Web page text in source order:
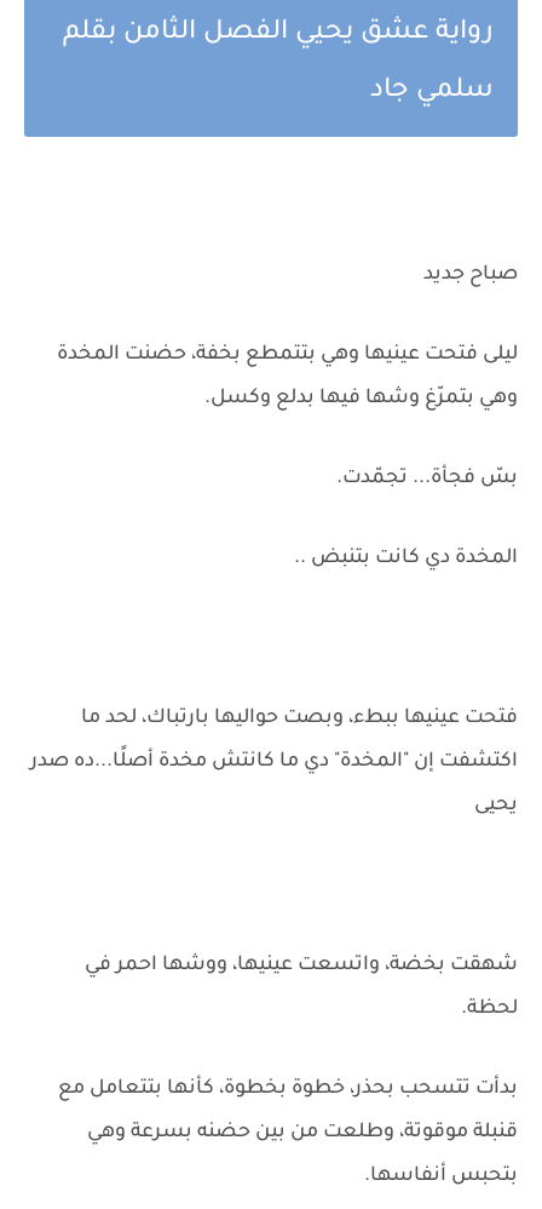
رواية عشق يحيي الفصل الثامن بقلم
سلمي جاد
صباح جديد
ليلى فتحت عينيها وهي بتتمطع بخفة، حضنت المخدة
وهي بتمرّغ وشها فيها بدلع وكسل.
بسّ فجأة... تجمّدت.
المخدة دي كانت بتنبض ..
فتحت عينيها ببطء، وبصت حواليها بارتباك، لحد ما
اكتشفت إن "المخدة" دي ما كانتش مخدة أصلًا...ده صدر
يحيى
شهقت بخضة، واتسعت عينيها، ووشها احمر في
لحظة.
بدأت تتسحب بحذر، خطوة بخطوة، كأنها بتتعامل مع
قنبلة موقوتة، وطلعت من بين حضنه بسرعة وهي
بتحبس أنفاسها.